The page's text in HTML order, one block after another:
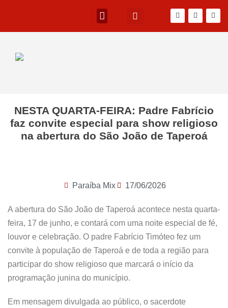
NESTA QUARTA-FEIRA: Padre Fabrício
faz convite especial para show religioso
na abertura do São João de Taperoá
Paraíba Mix 17/06/2026
A abertura do São João de Taperoá acontece nesta quarta-
feira, 17 de junho, e contará com uma noite especial de fé,
louvor e celebração. O padre Fabrício Timóteo fez um
convite à população de Taperoá e de toda a região para
participar do show religioso que marcará o início da
programação junina do município.
Em mensagem divulgada ao público, o sacerdote